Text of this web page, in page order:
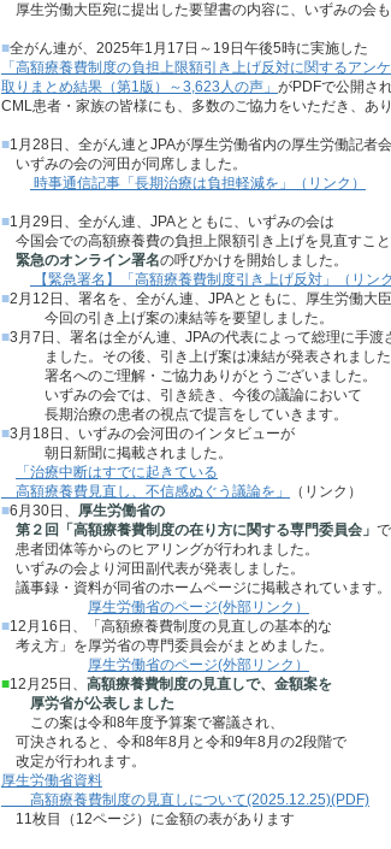
厚生労働大臣宛に提出した要望書の内容に、いずみの会も
■全がん連が、2025年1月17日～19日午後5時に実施した
「高額療養費制度の負担上限額引き上げ反対に関するアン
取りまとめ結果（第1版）～3,623人の声」 がPDFで公開さ
CML患者・家族の皆様にも、多数のご協力をいただき、あ
■1月28日、全がん連とJPAが厚生労働省内の厚生労働記者
いずみの会の河田が同席しました。
時事通信記事「長期治療は負担軽減を」（リンク）
■1月29日、全がん連、JPAとともに、いずみの会は
今国会での高額療養費の負担上限額引き上げを見直すこと
緊急のオンライン署名の呼びかけを開始しました。
【緊急署名】「高額療養費制度引き上げ反対」（リンク
■2月12日、署名を、全がん連、JPAとともに、厚生労働大臣
今回の引き上げ案の凍結等を要望しました。
■3月7日、署名は全がん連、JPAの代表によって総理に手渡
ました。その後、引き上げ案は凍結が発表されました
署名へのご理解・ご協力ありがとうございました。
いずみの会では、引き続き、今後の議論において
長期治療の患者の視点で提言をしていきます。
■3月18日、いずみの会河田のインタビューが
朝日新聞に掲載されました。
「治療中断はすでに起きている
高額療養費見直し、不信感ぬぐう議論を」
（リンク）
■6月30日、 厚生労働省の
第２回「高額療養費制度の在り方に関する専門委員会」 で
患者団体等からのヒアリングが行われました。
いずみの会より河田副代表が発表しました。
議事録・資料が同省のホームページに掲載されています。
厚生労働省のページ(外部リンク）
■12月16日、「高額療養費制度の見直しの基本的な
考え方」を厚労省の専門委員会がまとめました。
厚生労働省のページ(外部リンク）
■12月25日、 高額療養費制度の見直しで、金額案を
厚労省が公表しました
この案は令和8年度予算案で審議され、
可決されると、令和8年8月と令和9年8月の2段階で
改定が行われます。
厚生労働省資料
高額療養費制度の見直しについて(2025.12.25)(PDF)
11枚目（12ページ）に金額の表があります